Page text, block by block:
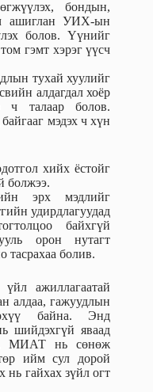
бондын,
ашиглан УИХ-ын
болов. Үүнийг
гэмт хэрэг үүсч
тухай хуулийг
алдагдал хоёр
ч талаар болов.
мэдэх ч хүн
хийх ёстойг
болжээ.
эрх мэдлийг
удирдлагуудад
байхгүй
орон нутагт
тасрахаа болив.
ажиллагаатай
алдаа, гажуудлын
байна. Энд
шийдэхгүй яваад
МИАТ нь сөнөж
ийм сул дорой
нь гайхах зүйл огт